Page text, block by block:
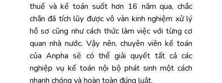
thuế và kế toán suốt hơn 16 năm qua, chắc
chắn đã tích lũy được vô vàn kinh nghiệm xử lý
hồ sơ cũng như cách thức làm việc với từng cơ
quan nhà nước. Vậy nên, chuyên viên kế toán
của Anpha sẽ có thể giải quyết tất cả các
nghiệp vụ kế toán nội bộ phát sinh một cách
nhanh chóng và hoàn toàn đúng luật.